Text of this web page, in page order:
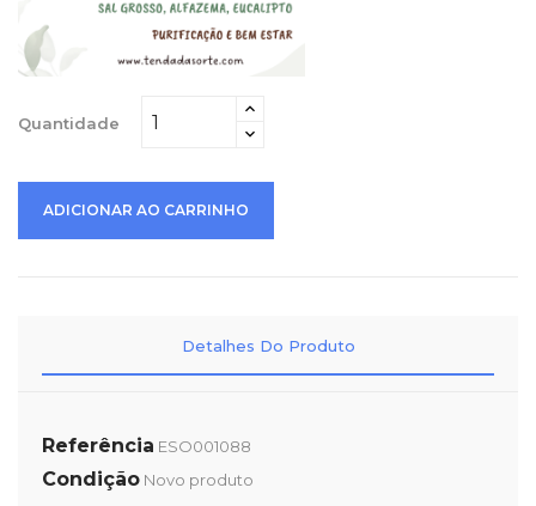
Quantidade
ADICIONAR AO CARRINHO
Detalhes Do Produto
Referência ESO001088
Condição Novo produto